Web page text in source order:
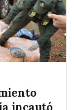
incautó